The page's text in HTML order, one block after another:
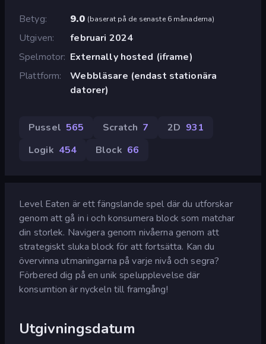
Betyg 9.0 (baserat på de senaste 6 månaderna)
Utgiven
februari 2024
Spelmotor Externally hosted (iframe)
Plattform
Webbläsare (endast stationära
datorer)
Pussel 565 Scratch 7 2D 931
Logik 454 Block 66
Level Eaten är ett fängslande spel där du utforskar
genom att gå in i och konsumera block som matchar
din storlek. Navigera genom nivåerna genom att
strategiskt sluka block för att fortsätta. Kan du
övervinna utmaningarna på varje nivå och segra?
Förbered dig på en unik spelupplevelse där
konsumtion är nyckeln till framgång!
Utgivningsdatum